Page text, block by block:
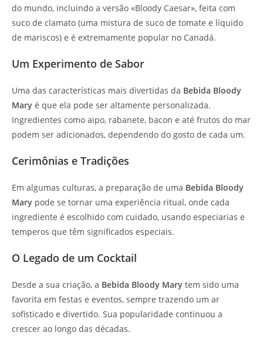
do mundo, incluindo a versão «Bloody Caesar», feita com
suco de clamato (uma mistura de suco de tomate e líquido
de mariscos) e é extremamente popular no Canadá.
Um Experimento de Sabor
Uma das características mais divertidas da Bebida Bloody
Mary é que ela pode ser altamente personalizada.
Ingredientes como aipo, rabanete, bacon e até frutos do mar
podem ser adicionados, dependendo do gosto de cada um.
Cerimônias e Tradições
Em algumas culturas, a preparação de uma Bebida Bloody
Mary pode se tornar uma experiência ritual, onde cada
ingrediente é escolhido com cuidado, usando especiarias e
temperos que têm significados especiais.
O Legado de um Cocktail
Desde a sua criação, a Bebida Bloody Mary tem sido uma
favorita em festas e eventos, sempre trazendo um ar
sofisticado e divertido. Sua popularidade continuou a
crescer ao longo das décadas.